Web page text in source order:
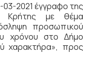
2021 έγγραφο της
Κρήτης με θέμα
προσωπικού
χρόνου στο Δήμο
χαρακτήρα», προς